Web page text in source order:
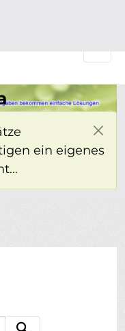
ein eigenes